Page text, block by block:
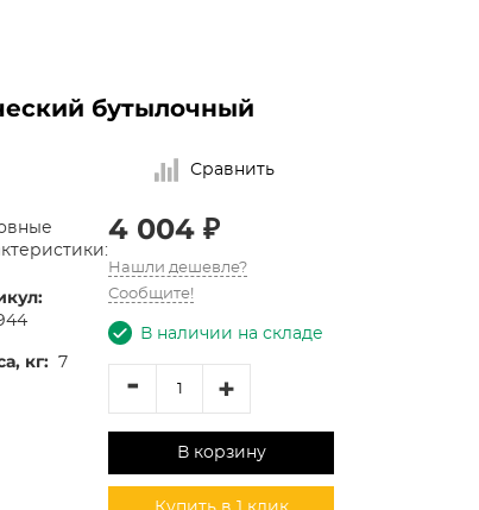
бутылочный
Сравнить
кг: 7
4 004 ₽
Нашли дешевле?
Сообщите!
В наличии на складе
- +
В корзину